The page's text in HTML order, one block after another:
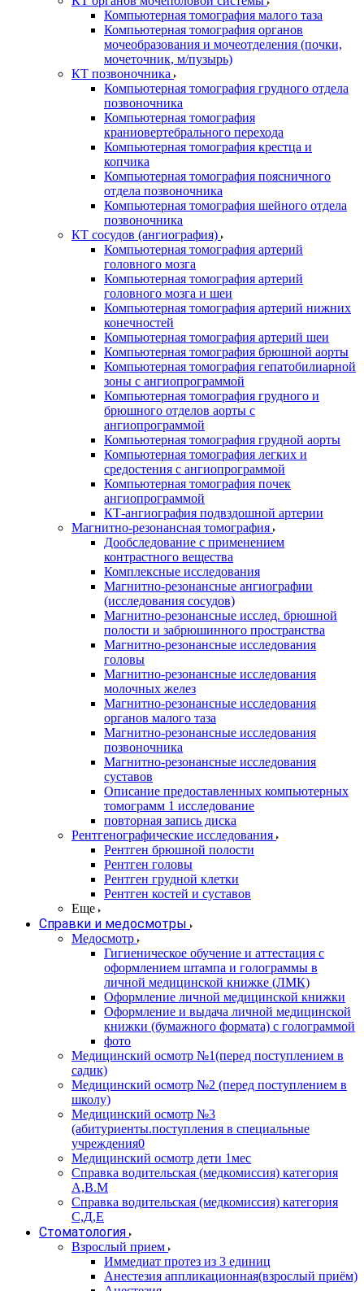
Компьютерная томография малого таза
Компьютерная томография органов
мочеобразования и мочеотделения (почки,
мочеточник, м/пузырь)
КТ позвоночника
Компьютерная томография грудного отдела
позвоночника
Компьютерная томография
краниовертебрального перехода
Компьютерная томография крестца и
копчика
Компьютерная томография поясничного
отдела позвоночника
Компьютерная томография шейного отдела
позвоночника
КТ сосудов (ангиография)
Компьютерная томография артерий
головного мозга
Компьютерная томография артерий
головного мозга и шеи
Компьютерная томография артерий нижних
конечностей
Компьютерная томография артерий шеи
Компьютерная томография брюшной аорты
Компьютерная томография гепатобилиарной
зоны с ангиопрограммой
Компьютерная томография грудного и
брюшного отделов аорты с
ангиопрограммой
Компьютерная томография грудной аорты
Компьютерная томография легких и
средостения с ангиопрограммой
Компьютерная томография почек
ангиопрограммой
КТ-ангиография подвздошной артерии
Магнитно-резонансная томография
Дообследование с применением
контрастного вещества
Комплексные исследования
Магнитно-резонансные ангиографии
(исследования сосудов)
Магнитно-резонансные исслед. брюшной
полости и забрюшинного пространства
Магнитно-резонансные исследования
головы
Магнитно-резонансные исследования
молочных желез
Магнитно-резонансные исследования
органов малого таза
Магнитно-резонансные исследования
позвоночника
Магнитно-резонансные исследования
суставов
Описание предоставленных компьютерных
томограмм 1 исследование
повторная запись диска
Рентгенографические исследования
Рентген брюшной полости
Рентген головы
Рентген грудной клетки
Рентген костей и суставов
Еще
Справки и медосмотры
Медосмотр
Гигиеническое обучение и аттестация с
оформлением штампа и голограммы в
личной медицинской книжке (ЛМК)
Оформление личной медицинской книжки
Оформление и выдача личной медицинской
книжки (бумажного формата) с голограммой
фото
Медицинский осмотр №1(перед поступлением в
садик)
Медицинский осмотр №2 (перед поступлением в
школу)
Медицинский осмотр №3
(абитуриенты.поступления в специальные
учреждения0
Медицинский осмотр дети 1мес
Справка водительская (медкомиссия) категория
А,В.М
Справка водительская (медкомиссия) категория
С,Д,Е
Стоматология
Взрослый прием
Иммедиат протез из 3 единиц
Анестезия аппликационная(взрослый приём)